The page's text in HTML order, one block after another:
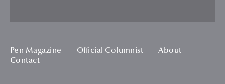
Pen Magazine Official Columnist
About
Contact